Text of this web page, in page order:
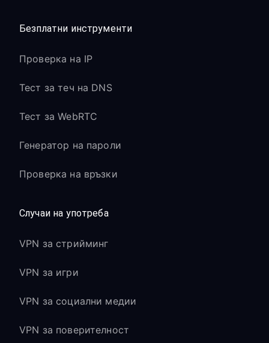
Безплатни инструменти
Проверка на IP
Тест за теч на DNS
Тест за WebRTC
Генератор на пароли
Проверка на връзки
Случаи на употреба
VPN за стрийминг
VPN за игри
VPN за социални медии
VPN за поверителност